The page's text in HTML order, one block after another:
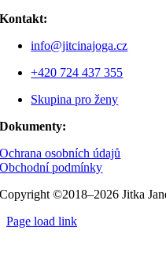
Kontakt:
info@jitcinajoga.cz
+420 724 437 355
Skupina pro ženy
Dokumenty:
Ochrana osobních údajů
Obchodní podmínky
Copyright ©2018–2026 Jitka
Page load link